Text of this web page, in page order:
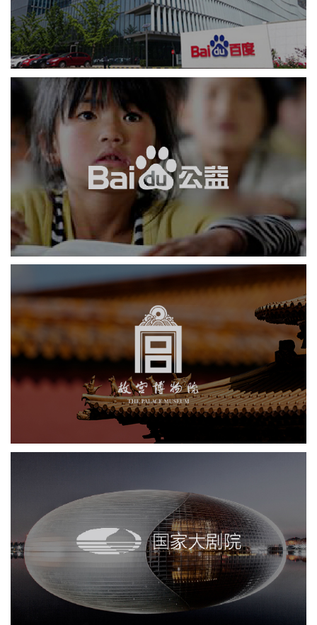
APP 业务系统 系统开发
软件科技
IT平台整体解决方案
百度
APP 互动营销
IT平台整体解决方案
故宫博物院
博物馆 景区网站建设
网站代运营
博物馆网站建设
智慧博物馆 文创商城
国家大剧院
智慧展馆 文化艺术 展览馆 展馆网站建设